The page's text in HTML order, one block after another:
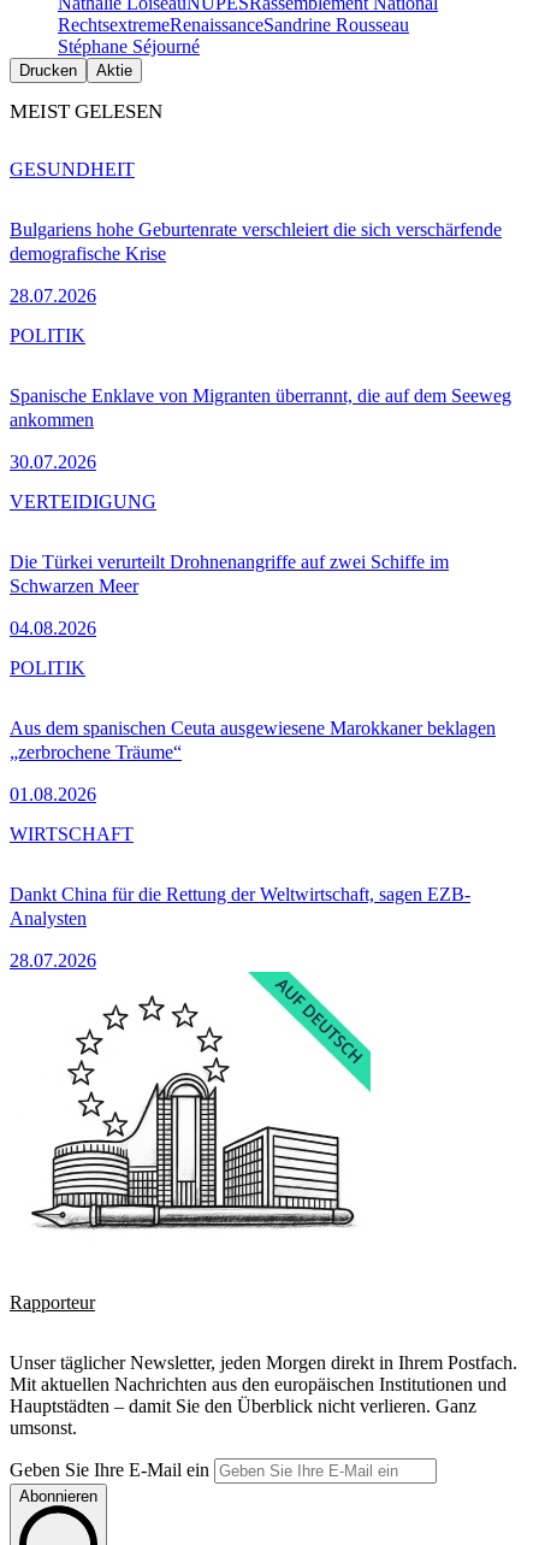
RechtsextremeRenaissanceSandrine Rousseau
Stéphane Séjourné
Drucken Aktie
MEIST GELESEN
Bulgariens hohe Geburtenrate verschleiert die sich verschärfende
demografische Krise
28.07.2026
GESUNDHEIT
Spanische Enklave von Migranten überrannt, die auf dem Seeweg
ankommen
30.07.2026
POLITIK
Die Türkei verurteilt Drohnenangriffe auf zwei Schiffe im
Schwarzen Meer
04.08.2026
VERTEIDIGUNG
Aus dem spanischen Ceuta ausgewiesene Marokkaner beklagen
„zerbrochene Träume“
01.08.2026
POLITIK
Dankt China für die Rettung der Weltwirtschaft, sagen EZB-
Analysten
28.07.2026
WIRTSCHAFT
Rapporteur
Unser täglicher Newsletter, jeden Morgen direkt in Ihrem Postfach.
Mit aktuellen Nachrichten aus den europäischen Institutionen und
Hauptstädten – damit Sie den Überblick nicht verlieren. Ganz
umsonst.
Geben Sie Ihre E-Mail ein
Abonnieren